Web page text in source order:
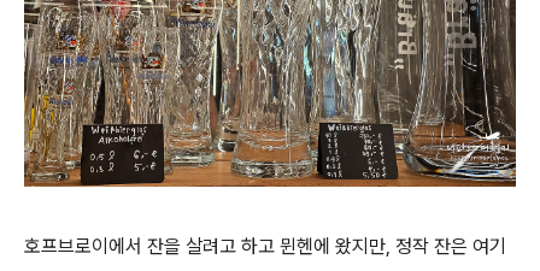
호프브로이에서 잔을 살려고 하고 뮌헨에 왔지만, 정작 잔은 여기